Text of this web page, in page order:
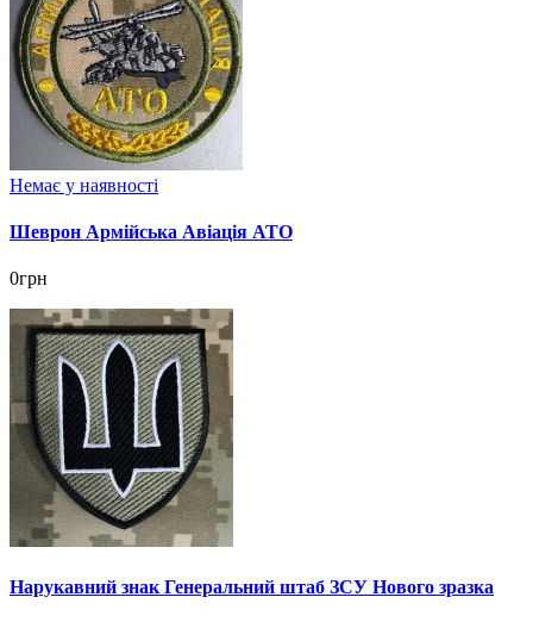
Немає у наявності
Шеврон Армійська Авіація АТО
0грн
Нарукавний знак Генеральний штаб ЗСУ Нового зразка